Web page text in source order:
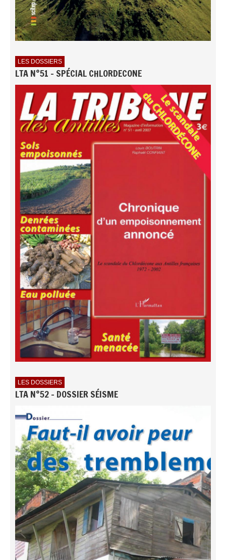
LES DOSSIERS
LTA N°51 - SPÉCIAL CHLORDECONE
LES DOSSIERS
LTA N°52 - DOSSIER SÉISME